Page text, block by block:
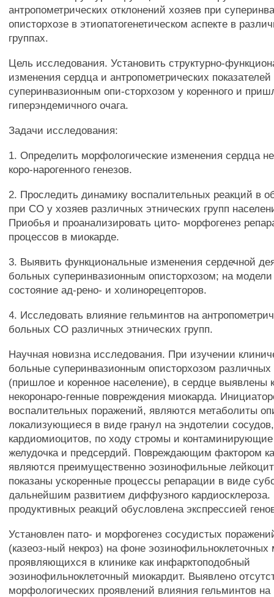
антропометрических отклонений хозяев при
описторхозе в этиопатогенетическом аспекте в
группах.
Цель исследования. Установить структурно-
изменения сердца и антропометрических
суперинвазионным опи-сторхозом у коренного и
гиперэндемичного очага.
Задачи исследования:
1. Определить морфологические изменения сердца
коро-нарогенного генезов.
2. Проследить динамику воспалительных реакций в
при СО у хозяев различных этнических групп
Приобья и проанализировать цито- морфогенез
процессов в миокарде.
3. Выявить функциональные изменения сердечной
больных суперинвазионным описторхозом; на
состояние ад-рено- и холинорецепторов.
4. Исследовать влияние гельминтов на
больных СО различных этнических групп.
Научная новизна исследования. При изучении
больные суперинвазионным описторхозом различных
(пришлое и коренное население), в сердце выявлены
некоронаро-генные повреждения миокарда.
воспалительных поражений, являются метаболиты
локализующиеся в виде гранул на эндотелии
кардиомиоцитов, по ходу стромы и
желудочка и предсердий. Повреждающим фактором
являются преимущественно эозинофильные
показаны ускоренные процессы репарации в виде
дальнейшим развитием диффузного кардиосклероза.
продуктивных реакций обусловлена экспрессией
Установлен пато- и морфогенез сосудистых
(казеоз-ный некроз) на фоне эозинофильноклеточных
проявляющихся в клинике как инфарктоподобный
эозинофильноклеточный миокардит. Выявлено
морфологических проявлений влияния гельминтов